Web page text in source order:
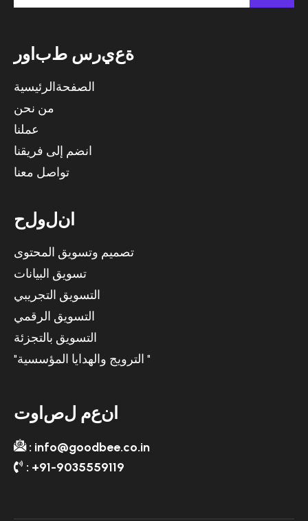
رو بط س ريعة
الصفحةالرئيسية
من نحن
عملنا
انضم إلى فريقنا
تواصل معنا
حلولن
تصميم وتسويق المحتوى
تسويق البيانات
التسويق التجريبي
التسويق الرقمي
التسويق بالتجزئة
"الترويج والهدايا المؤسسية "
تو صل معن
: info@goodbee.co.in
: +91-9035559119